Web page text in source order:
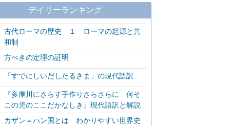
デイリーランキング
古代ローマの歴史 １ ローマの起源と共
和制
方べきの定理の証明
「すでにしいだしたるさま」の現代語訳
『多摩川にさらす手作りさらさらに 何そ
この児のここだかなしき』現代語訳と解説
カザン＝ハン国とは わかりやすい世界史